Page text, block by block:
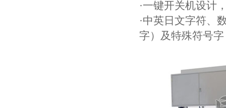
·一键开关机设计
·中英日文字符、
字）及特殊符号字